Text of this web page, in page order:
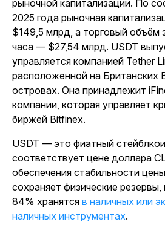
рыночной капитализации. По
2025 года рыночная
$149,5 млрд, а торговый объём
часа — $27,54 млрд. USDT
управляется компанией Tether
расположенной на Британских
островах. Она принадлежит
компании, которая управляет
биржей Bitfinex.
USDT — это фиатный
соответствует цене доллара
обеспечения стабильности
сохраняет физические
84% хранятся в наличных или
наличных инструментах.